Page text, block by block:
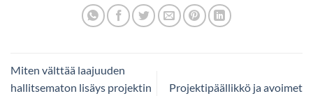
Miten välttää laajuuden
hallitsematon lisäys projektin
Projektipäällikkö ja avoimet